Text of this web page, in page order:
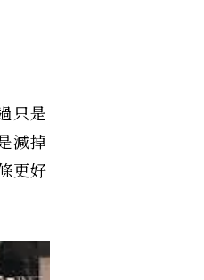
只是
減掉
更好